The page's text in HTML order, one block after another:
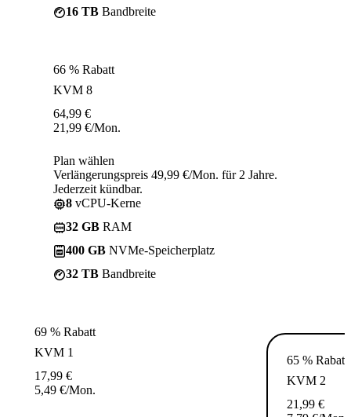
16 TB Bandbreite
66 % Rabatt
KVM 8
64,99 €
21,99 €/Mon.
Plan wählen
Verlängerungspreis 49,99 €/Mon. für 2 Jahre.
Jederzeit kündbar.
8 vCPU-Kerne
32 GB RAM
400 GB NVMe-Speicherplatz
32 TB Bandbreite
69 % Rabatt
KVM 1
17,99 €
5,49 €/Mon.
65 % Rabatt
KVM 2
21,99 €